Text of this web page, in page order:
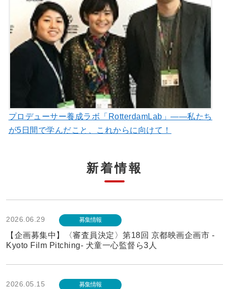
プロデューサー養成ラボ「RotterdamLab」――私たち
が5日間で学んだこと、これからに向けて！
新着情報
2026.06.29 募集情報
【企画募集中】〈審査員決定〉第18回 京都映画企画市 -
Kyoto Film Pitching- 犬童一心監督ら3人
2026.05.15 募集情報